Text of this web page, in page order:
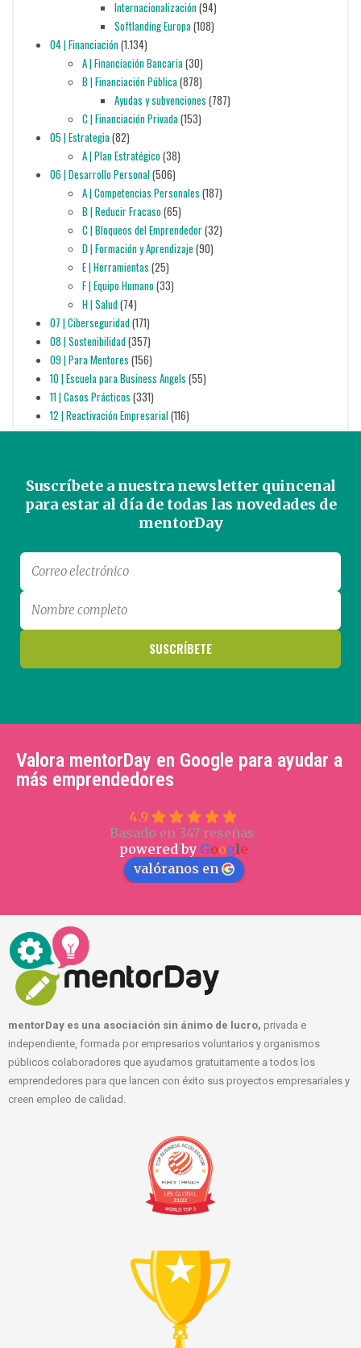
Internacionalización(94)
Softlanding Europa(108)
04 | Financiación(1.134)
A | Financiación Bancaria(30)
B | Financiación Pública(878)
Ayudas y subvenciones (787)
C | Financiación Privada(153)
05 | Estrategia(82)
A | Plan Estratégico(38)
06 | Desarrollo Personal(506)
A | Competencias Personales (187)
B | Reducir Fracaso(65)
C | Bloqueos del Emprendedor(32)
D | Formación y Aprendizaje (90)
E | Herramientas (25)
F | Equipo Humano(33)
H | Salud(74)
07 | Ciberseguridad(171)
08 | Sostenibilidad(357)
09 | Para Mentores (156)
10 | Escuela para Business Angels (55)
11 | Casos Prácticos (331)
12 | Reactivación Empresarial(116)
Suscríbete a nuestra newsletter quincenal
para estar al día de todas las novedades de
mentorDay
Valora mentorDay en Google para ayudar a
más emprendedores
4.9
Basado en 347 reseñas.
powered by Google
valóranos en
mentorDay es una asociación sin ánimo de lucro, privada e
independiente, formada por empresarios voluntarios y organismos
públicos colaboradores que ayudamos gratuitamente a todos los
emprendedores para que lancen con éxito sus proyectos empresariales y
creen empleo de calidad.